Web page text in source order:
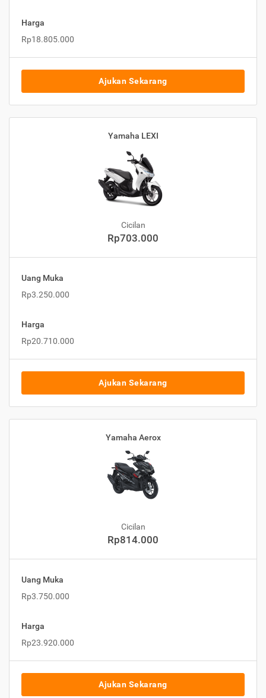
Harga
Rp18.805.000
Ajukan Sekarang
Yamaha LEXI
Cicilan
Rp703.000
Uang Muka
Rp3.250.000
Harga
Rp20.710.000
Ajukan Sekarang
Yamaha Aerox
Cicilan
Rp814.000
Uang Muka
Rp3.750.000
Harga
Rp23.920.000
Ajukan Sekarang